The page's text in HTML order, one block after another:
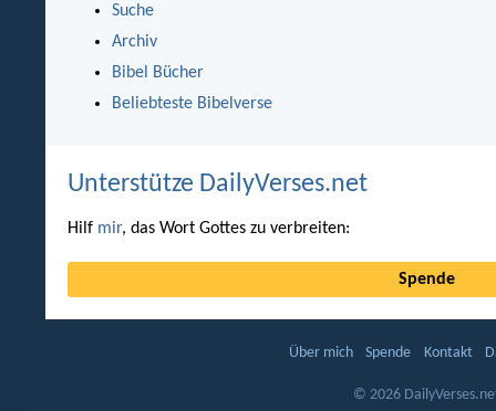
Suche
Archiv
Bibel Bücher
Beliebteste Bibelverse
Unterstütze DailyVerses.net
Hilf mir, das Wort Gottes zu verbreiten:
Spende
Über mich Spende Kontakt
© 2026